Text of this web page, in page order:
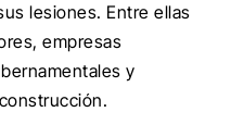
lesiones. Entre ellas
empresas
y